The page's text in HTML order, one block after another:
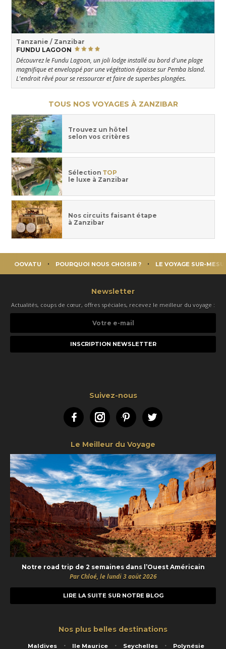
Tanzanie / Zanzibar
FUNDU LAGOON
Découvrez le Fundu Lagoon, un joli lodge installé au bord d'une plage
magnifique et enveloppé par une végétation épaisse sur Pemba Island.
L'endroit rêvé pour se ressourcer et faire de superbes plongées.
TOUS NOS VOYAGES À ZANZIBAR
Trouvez un hôtel
selon vos critères
Sélection TOP
le luxe à Zanzibar
Nos circuits faisant étape
à Zanzibar
OOVATU POURQUOI NOUS CHOISIR ? LE VOYAGE SUR-
Newsletter
Actualités, coups de cœur, offres spéciales, recevez le meilleur du voyage :
e-
Suivez-nous
FacebookInstagramPinterestTwitter
Le Meilleur du Voyage
Notre road trip de 2 semaines dans l’Ouest Américain
Par Chloé, le lundi 3 août 2026
LIRE LA SUITE SUR NOTRE BLOG
Nos plus belles destinations
Maldives Ile Maurice Seychelles Polynésie